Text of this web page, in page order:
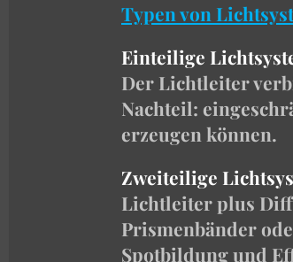
Typen von
Einteilige
Der Lichtleiter
Nachteil:
erzeugen können.
Zweiteilige
Lichtleiter plus
Prismenbänder
Spotbildung und